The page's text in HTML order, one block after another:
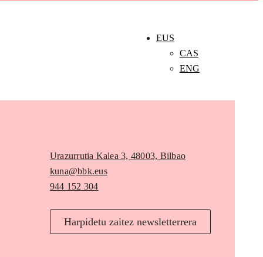
EUS
CAS
ENG
Urazurrutia Kalea 3, 48003, Bilbao
kuna@bbk.eus
944 152 304
Harpidetu zaitez newsletterrera